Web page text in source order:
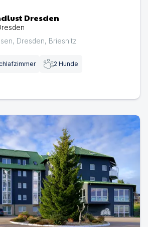
Dresden
, Dresden, Briesnitz
2 Hunde
mit Hund in Großbreitenbach